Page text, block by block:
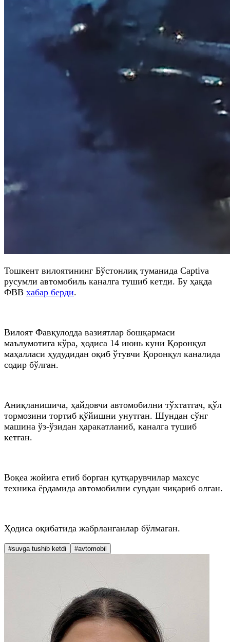
Тошкент вилоятининг Бўстонлиқ туманида Captiva
русумли автомобиль каналга тушиб кетди. Бу ҳақда
ФВВ хабар берди.
Вилоят Фавқулодда вазиятлар бошқармаси
маълумотига кўра, ҳодиса 14 июнь куни Қоронқул
маҳалласи ҳудудидан оқиб ўтувчи Қоронқул каналида
содир бўлган.
Аниқланишича, ҳайдовчи автомобилни тўхтатгач, қўл
тормозини тортиб қўйишни унутган. Шундан сўнг
машина ўз-ўзидан ҳаракатланиб, каналга тушиб
кетган.
Воқеа жойига етиб борган қутқарувчилар махсус
техника ёрдамида автомобилни сувдан чиқариб олган.
Ҳодиса оқибатида жабрланганлар бўлмаган.
#suvga tushib ketdi #avtomobil